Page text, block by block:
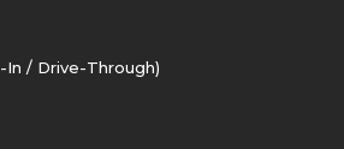
In / Drive-Through)